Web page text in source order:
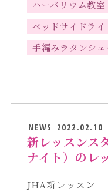
ハーバリウム教室
ベッドサイドライ
手編みラタンシェ
NEWS 2022.02.10
新レッスン
ナイト）のレ
JHA新レッスン